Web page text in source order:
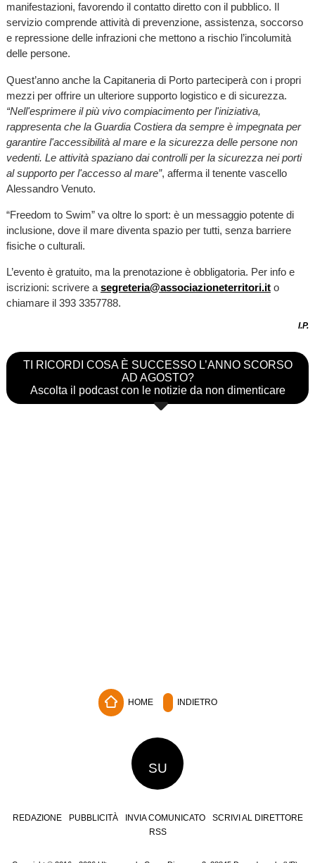
manifestazioni, favorendo il contatto diretto con il pubblico. Il
servizio comprende attività di prevenzione, assistenza, soccorso
e repressione delle infrazioni che mettono a rischio l’incolumità
delle persone.
Quest’anno anche la Capitaneria di Porto parteciperà con i propri
mezzi per offrire un ulteriore supporto logistico e di sicurezza.
“Nell'esprimere il più vivo compiacimento per l'iniziativa,
rappresenta che la Guardia Costiera da sempre è impegnata per
garantire l'accessibilità al mare e la sicurezza delle persone non
vedenti. Le attività spaziano dai controlli per la sicurezza nei porti
al supporto per l'accesso al mare”, afferma il tenente vascello
Alessandro Venuto.
“Freedom to Swim” va oltre lo sport: è un messaggio potente di
inclusione, dove il mare diventa spazio per tutti, senza barriere
fisiche o culturali.
L’evento è gratuito, ma la prenotazione è obbligatoria. Per info e
iscrizioni: scrivere a segreteria@associazioneterritori.it o
chiamare il 393 3357788.
I.P.
TI RICORDI COSA È SUCCESSO L’ANNO SCORSO
AD AGOSTO?
Ascolta il podcast con le notizie da non dimenticare
HOME INDIETRO
SU
REDAZIONE PUBBLICITÀ INVIA COMUNICATO
SCRIVI AL DIRETTORE
RSS